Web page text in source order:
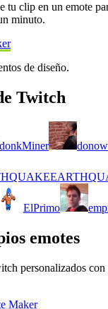
tu clip en un emote
minuto.
de diseño.
Twitch
donkMiner
ElPrimo
emotes
personalizados con
Maker